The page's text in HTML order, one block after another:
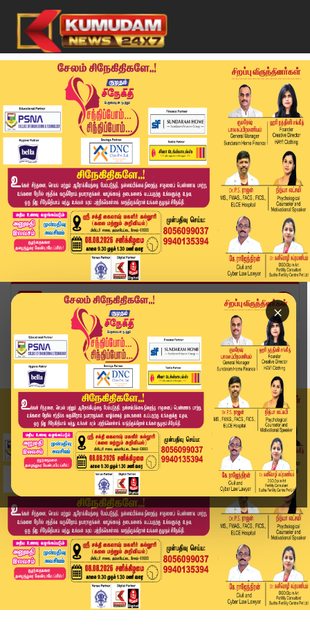
×
Home
வீடியோ ஸ்டோரி
விஜய் மாதிராயான ஒருத்தர் இந்த தேவை.. - மக்களின்...